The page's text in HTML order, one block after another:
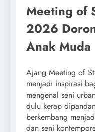
Meeting of
2026
Anak Muda
Ajang Meeting of
menjadi inspirasi
mengenal seni
dulu kerap
berkembang
dan seni